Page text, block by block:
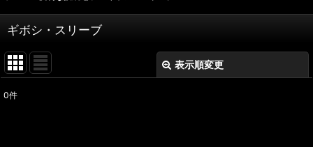
ギボシ・スリーブ
表示順変更
0件